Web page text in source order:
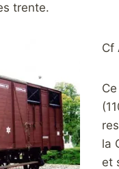
trente.
Cf
la
et